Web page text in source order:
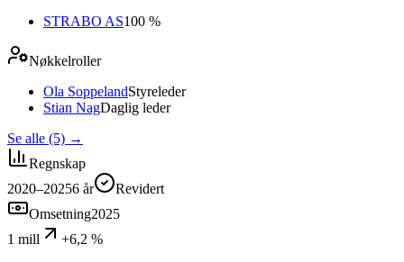
STRABO AS100 %
Nøkkelroller
Ola SoppelandStyreleder
Stian NagDaglig leder
Se alle (5) →
Regnskap
2020–20256 år
Revidert
Omsetning2025
1 mill
+6,2 %